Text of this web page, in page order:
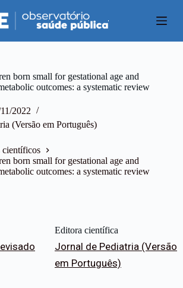
born small for gestational age and
outcomes: a systematic review
2022
(Versão em Português)
científicos
born small for gestational age and
outcomes: a systematic review
Editora científica
Jornal de Pediatria (Versão
em Português)